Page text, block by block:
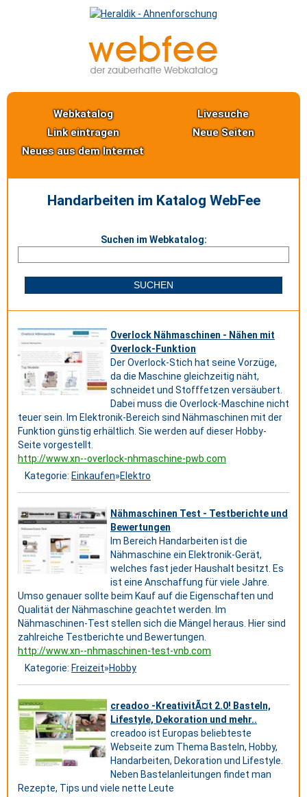
Webkatalog
Livesuche
Link eintragen
Neue Seiten
Neues aus dem Internet
Handarbeiten im Katalog WebFee
Suchen im Webkatalog:
Overlock Nähmaschinen - Nähen mit
Overlock-Funktion
Der Overlock-Stich hat seine Vorzüge,
da die Maschine gleichzeitig näht,
schneidet und Stofffetzen versäubert.
Dabei muss die Overlock-Maschine nicht
teuer sein. Im Elektronik-Bereich sind Nähmaschinen mit der
Funktion günstig erhältlich. Sie werden auf dieser Hobby-
Seite vorgestellt.
http://www.xn--overlock-nhmaschine-pwb.com
Kategorie: Einkaufen»Elektro
Nähmaschinen Test - Testberichte und
Bewertungen
Im Bereich Handarbeiten ist die
Nähmaschine ein Elektronik-Gerät,
welches fast jeder Haushalt besitzt. Es
ist eine Anschaffung für viele Jahre.
Umso genauer sollte beim Kauf auf die Eigenschaften und
Qualität der Nähmaschine geachtet werden. Im
Nähmaschinen-Test stellen sich die Mängel heraus. Hier sind
zahlreiche Testberichte und Bewertungen.
http://www.xn--nhmaschinen-test-vnb.com
Kategorie: Freizeit»Hobby
creadoo -KreativitÃ¤t 2.0! Basteln,
Lifestyle, Dekoration und mehr..
creadoo ist Europas beliebteste
Webseite zum Thema Basteln, Hobby,
Handarbeiten, Dekoration und Lifestyle.
Neben Bastelanleitungen findet man
Rezepte, Tips und viele nette Leute